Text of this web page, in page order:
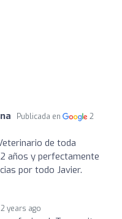
Publicada en
2
de toda
años y perfectamente
por todo Javier.
2 years ago